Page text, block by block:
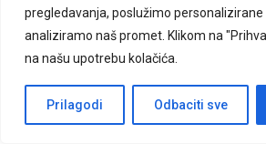
pregledavanja, poslužimo personalizirane
analiziramo naš promet. Klikom na
na našu upotrebu kolačića.
Prilagodi Odbaciti sve